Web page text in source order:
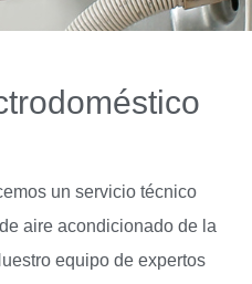
un servicio técnico
aire acondicionado de la
equipo de expertos